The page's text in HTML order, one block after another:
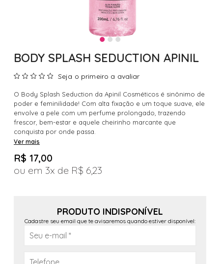
BODY SPLASH SEDUCTION APINIL
Seja o primeiro a avaliar
O Body Splash Seduction da Apinil Cosméticos é sinônimo de
poder e feminilidade! Com alta fixação e um toque suave, ele
envolve a pele com um perfume prolongado, trazendo
frescor, bem-estar e aquele cheirinho marcante que
conquista por onde passa.
Ver mais
R$ 17,00
3x
R$ 6,23
PRODUTO INDISPONÍVEL
Cadastre seu email que te avisaremos quando estiver disponível: